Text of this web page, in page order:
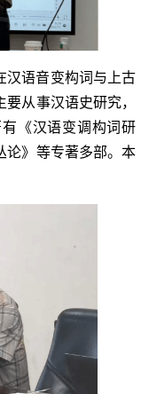
汉语音变构词与上古
从事汉语史研究，
《汉语变调构词研
论》等专著多部。本